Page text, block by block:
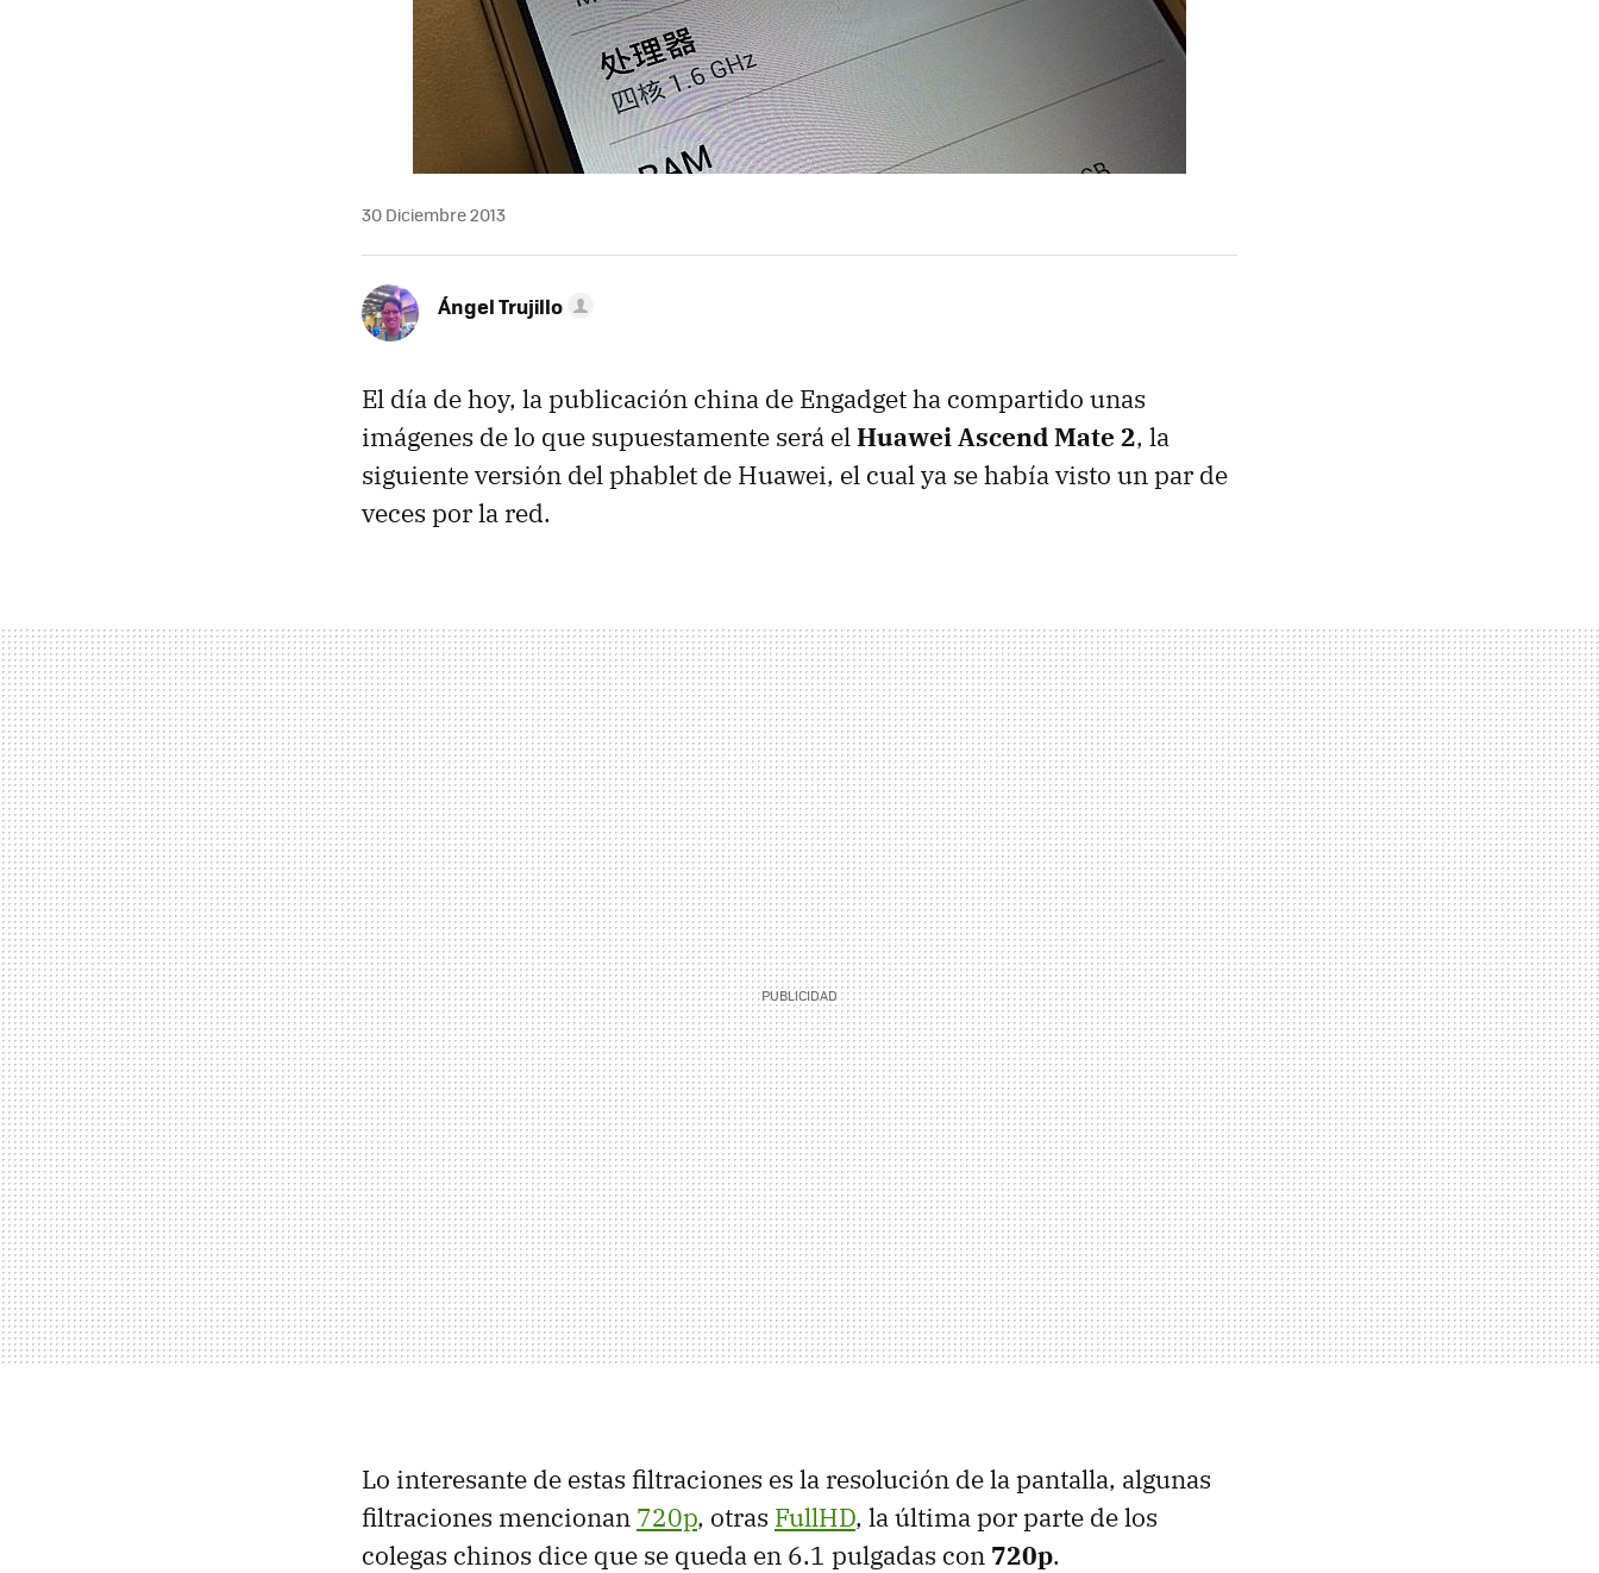
30 Diciembre 2013
Ángel Trujillo
El día de hoy, la publicación china de Engadget ha compartido unas
imágenes de lo que supuestamente será elHuawei Ascend Mate 2, la
siguiente versión del phablet de Huawei, el cual ya se había visto un par de
veces por la red.
Lo interesante de estas filtraciones es la resolución de la pantalla, algunas
filtraciones mencionan 720p, otras FullHD, la última por parte de los
colegas chinos dice que se queda en 6.1 pulgadas con 720p.